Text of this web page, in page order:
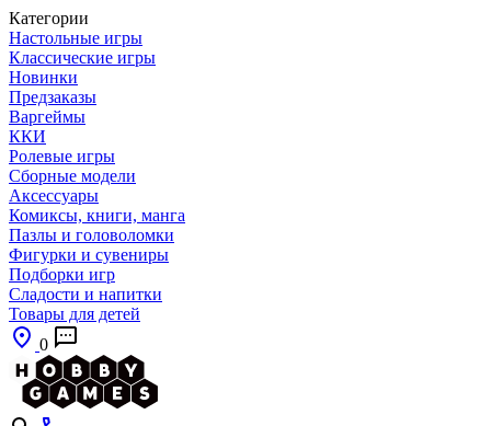
Категории
Настольные игры
Классические игры
Новинки
Предзаказы
Варгеймы
ККИ
Ролевые игры
Сборные модели
Аксессуары
Комиксы, книги, манга
Пазлы и головоломки
Фигурки и сувениры
Подборки игр
Сладости и напитки
Товары для детей
0